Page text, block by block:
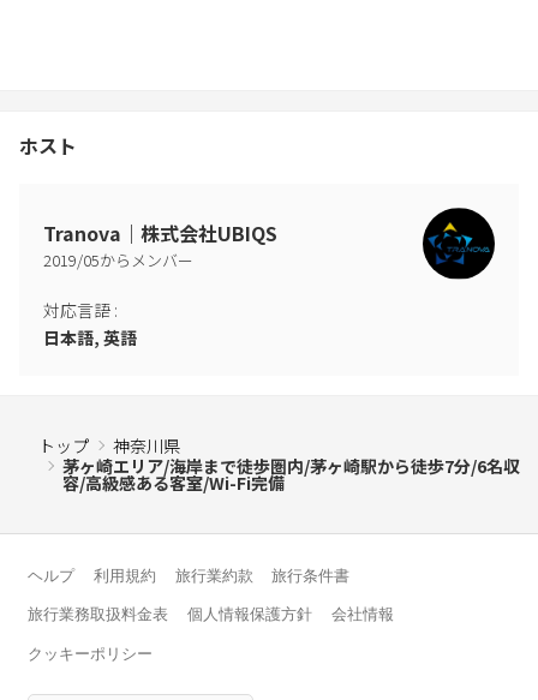
-布団2セット
-ソファ
-エアコン
ベッドルーム②
-エアコン
トイレ
その他
-ハンガー
-バスタオル、フェイスタオル（お一人様あたり1枚ずつ）
＊滞在中のご交換はしておりません。宿泊施設内にある洗濯機を
ホスト
Tranova｜株式会社UBIQS
2019/05からメンバー
対応言語 :
日本語, 英語
トップ
神奈川県
茅ヶ崎エリア/海岸まで徒歩圏内/茅ヶ崎駅から徒歩7分/6名収
容/高級感ある客室/Wi-Fi完備
ヘルプ 利用規約 旅行業約款 旅行条件書
旅行業務取扱料金表 個人情報保護方針 会社情報
クッキーポリシー